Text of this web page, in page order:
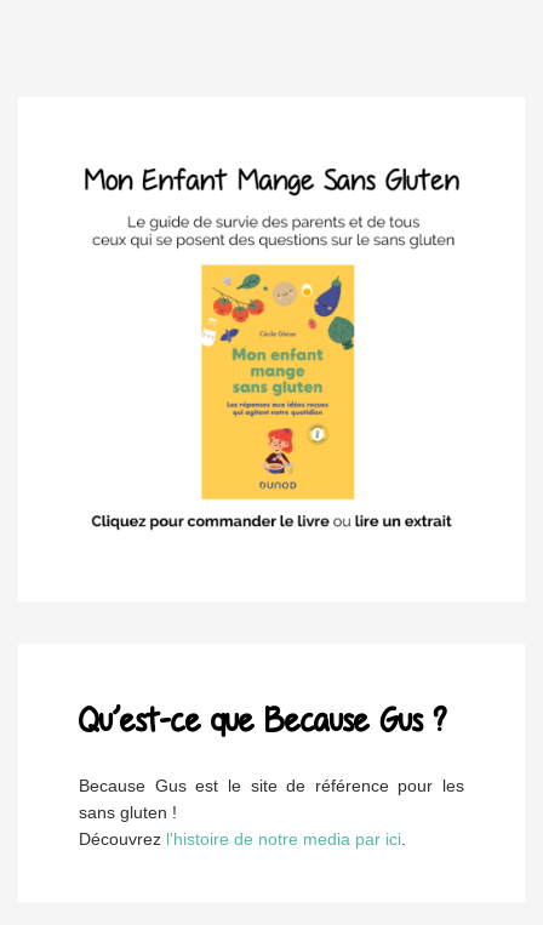
Qu’est-ce que Because Gus ?
Because Gus est le site de référence pour les
sans gluten !
Découvrez l'histoire de notre media par ici